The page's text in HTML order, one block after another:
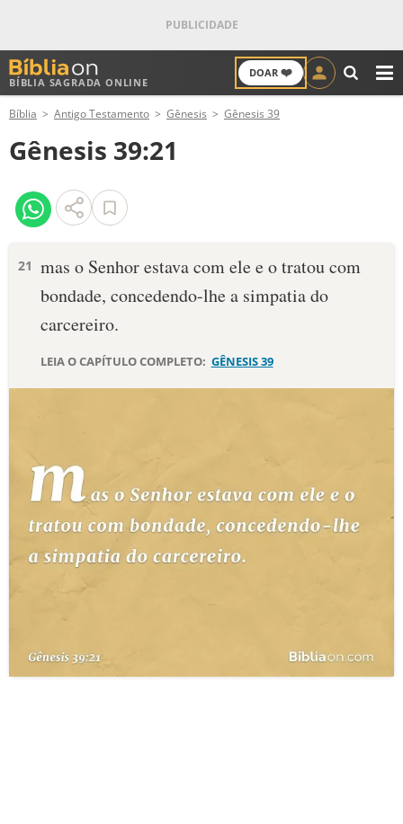
BÍBLIA SAGRADA ONLINE
DOAR ❤️
ANTIGO TESTAMENTO
NOVO TESTAMENTO
VERSÍCULOS
PALAVRA DO DIA
DEVOCIONAL DIÁRIO
ESTUDOS BÍBLICOS
ESBOÇOS DE PREGAÇÃO
PERGUNTE À BÍBLIA
TERMO BÍBLICO
Bíblia Antigo Testamento Gênesis Gênesis 39
Gênesis 39:21
21 mas o Senhor esta­va com ele e o tratou com
bondade, concedendo-lhe a simpatia do
carcereiro.
LEIA O CAPÍTULO COMPLETO: GÊNESIS 39